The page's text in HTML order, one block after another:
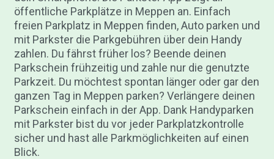
öffentliche Parkplätze in Meppen an. Einfach
freien Parkplatz in Meppen finden, Auto parken und
mit Parkster die Parkgebühren über dein Handy
zahlen. Du fährst früher los? Beende deinen
Parkschein frühzeitig und zahle nur die genutzte
Parkzeit. Du möchtest spontan länger oder gar den
ganzen Tag in Meppen parken? Verlängere deinen
Parkschein einfach in der App. Dank Handyparken
mit Parkster bist du vor jeder Parkplatzkontrolle
sicher und hast alle Parkmöglichkeiten auf einen
Blick.